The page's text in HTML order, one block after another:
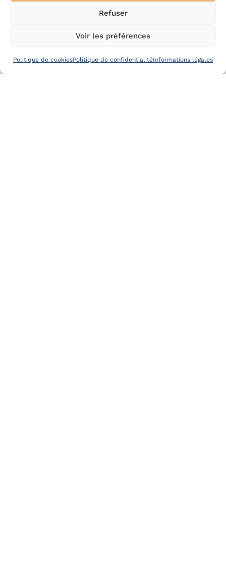
Refuser
Voir les préférences
Politique de cookiesPolitique de confidentialitéInformations légales
d’information de l’entreprise et aucun ne
Ils s’adressent prioritairement aux
transporteurs dotés de grandes flottes